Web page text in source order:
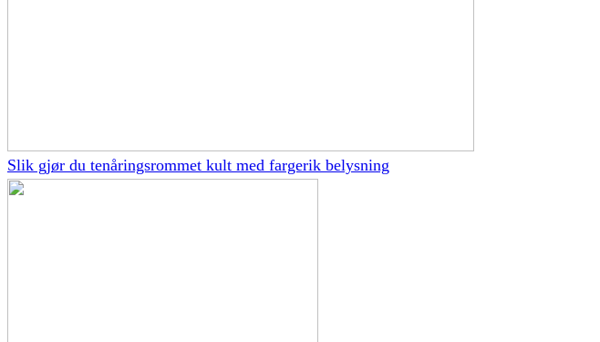
Slik gjør du tenåringsrommet kult med fargerik belysning